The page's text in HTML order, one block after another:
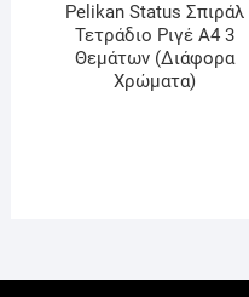
Pelikan Status Σπιράλ
Τετράδιο Ριγέ A4 3
Θεμάτων (Διάφορα
Χρώματα)